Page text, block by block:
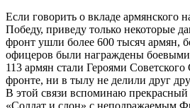
Если говорить о вкладе армянского
Победу, приведу только некоторые
фронт ушли более 600 тысяч армян,
офицеров были награждены
113 армян стали Героями
фронте, ни в тылу не делили друг
В этой связи вспоминаю
«Солдат и слон» с неподражаемым